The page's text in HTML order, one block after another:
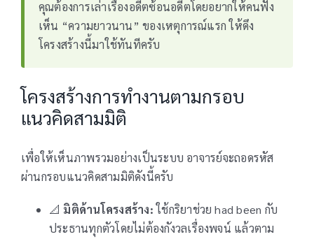
คุณต้องการเล่าเรื่องอดีตซ้อนอดีตโดยอยากให้คนฟัง
เห็น “ความยาวนาน” ของเหตุการณ์แรก ให้ดึง
โครงสร้างนี้มาใช้ทันทีครับ
โครงสร้างการทำงานตามกรอบ
แนวคิดสามมิติ
เพื่อให้เห็นภาพรวมอย่างเป็นระบบ อาจารย์จะถอดรหัส
ผ่านกรอบแนวคิดสามมิติดังนี้ครับ
📐 มิติด้านโครงสร้าง:ใช้กริยาช่วย had been กับ
ประธานทุกตัวโดยไม่ต้องกังวลเรื่องพจน์ แล้วตาม